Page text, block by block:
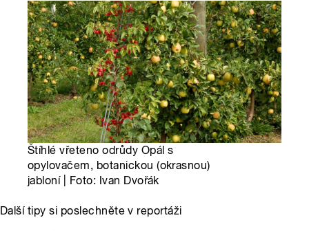
Štíhlé vřeteno odrůdy Opál s
opylovačem, botanickou (okrasnou)
jabloní | Foto: Ivan Dvořák
Další tipy si poslechněte v reportáži